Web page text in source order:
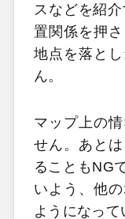
スなどを紹
置関係を押
地点を落と
ん。
マップ上の
せん。あと
ることもNG
いよう、他
ようになって